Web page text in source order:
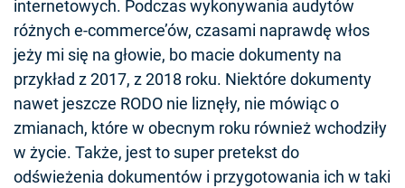
internetowych. Podczas wykonywania audytów
różnych e-commerce’ów, czasami naprawdę włos
jeży mi się na głowie, bo macie dokumenty na
przykład z 2017, z 2018 roku. Niektóre dokumenty
nawet jeszcze RODO nie liznęły, nie mówiąc o
zmianach, które w obecnym roku również wchodziły
w życie. Także, jest to super pretekst do
odświeżenia dokumentów i przygotowania ich w taki